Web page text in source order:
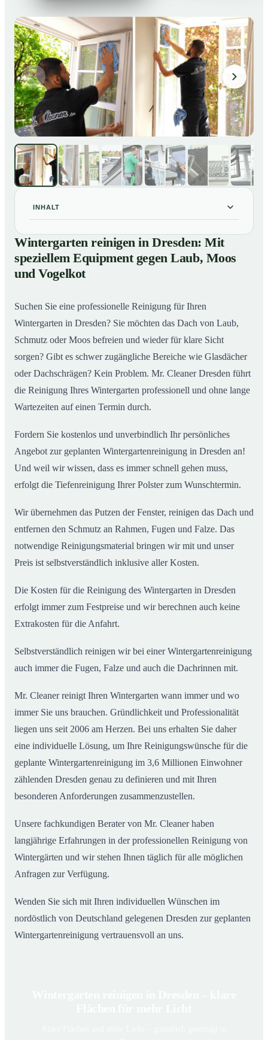
INHALT
Wintergarten reinigen in Dresden: Mit speziellem
Equipment gegen Laub, Moos und Vogelkot
02 So läuft eine professionelle Reinigung eines
Wintergarten in Dresden ab
Wintergarten reinigen in Dresden: Mit
speziellem Equipment gegen Laub, Moos
und Vogelkot
Suchen Sie eine professionelle Reinigung für Ihren
Wintergarten in Dresden? Sie möchten das Dach von Laub,
Schmutz oder Moos befreien und wieder für klare Sicht
sorgen? Gibt es schwer zugängliche Bereiche wie Glasdächer
oder Dachschrägen? Kein Problem. Mr. Cleaner Dresden führt
die Reinigung Ihres Wintergarten professionell und ohne lange
Wartezeiten auf einen Termin durch.
Fordern Sie kostenlos und unverbindlich Ihr persönliches
Angebot zur geplanten Wintergartenreinigung in Dresden an!
Und weil wir wissen, dass es immer schnell gehen muss,
erfolgt die Tiefenreinigung Ihrer Polster zum Wunschtermin.
Wir übernehmen das Putzen der Fenster, reinigen das Dach und
entfernen den Schmutz an Rahmen, Fugen und Falze. Das
notwendige Reinigungsmaterial bringen wir mit und unser
Preis ist selbstverständlich inklusive aller Kosten.
Die Kosten für die Reinigung des Wintergarten in Dresden
erfolgt immer zum Festpreise und wir berechnen auch keine
Extrakosten für die Anfahrt.
Selbstverständlich reinigen wir bei einer Wintergartenreinigung
auch immer die Fugen, Falze und auch die Dachrinnen mit.
Mr. Cleaner reinigt Ihren Wintergarten wann immer und wo
immer Sie uns brauchen. Gründlichkeit und Professionalität
liegen uns seit 2006 am Herzen. Bei uns erhalten Sie daher
eine individuelle Lösung, um Ihre Reinigungswünsche für die
geplante Wintergartenreinigung im 3,6 Millionen Einwohner
zählenden Dresden genau zu definieren und mit Ihren
besonderen Anforderungen zusammenzustellen.
Unsere fachkundigen Berater von Mr. Cleaner haben
langjährige Erfahrungen in der professionellen Reinigung von
Wintergärten und wir stehen Ihnen täglich für alle möglichen
Anfragen zur Verfügung.
Wenden Sie sich mit Ihren individuellen Wünschen im
nordöstlich von Deutschland gelegenen Dresden zur geplanten
Wintergartenreinigung vertrauensvoll an uns.